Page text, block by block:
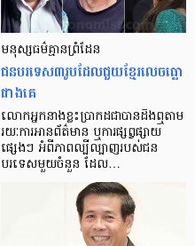
មនុស្ស​ធម៌​គ្មាន​ព្រំដែន
ជន​បរទេស​៣​រូប​ដែល​ជួយ​ខ្មែរ​លេច​ធ្លោ​
ជាង​គេ
លោកអ្នក​នាង​ខ្លះ​ប្រាកដ​ជា​បាន​​ដឹង​ឮ​តាម​
រយៈ​ការ​អាន​ព័ត៌មាន ឬ​ការ​ផ្សព្វផ្សាយ​
ផ្សេងៗ អំពី​ភាព​ល្បីល្បាញ​របស់​ជន​
បរទេស​មួយ​ចំនួន ដែល…